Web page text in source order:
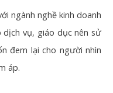
ngành nghề kinh doanh
dịch vụ, giáo dục nên sử
đem lại cho người nhìn
áp.